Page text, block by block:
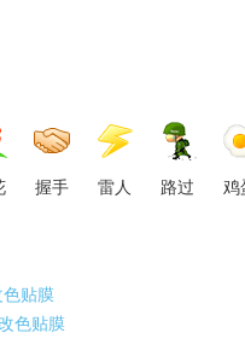
握手 雷人 路过 鸡
色贴膜
色贴膜